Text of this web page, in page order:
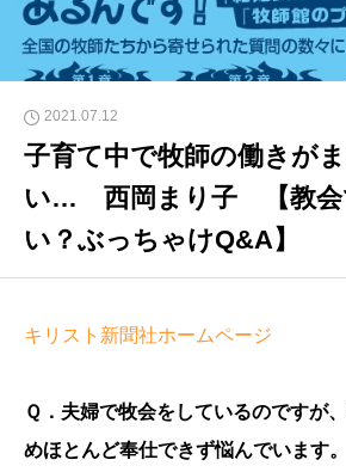
2021.07.12
子育て中で牧師の働きが
い… 西岡まり子 【教会
い？ぶっちゃけQ&A】
キリスト新聞社ホームページ
Ｑ．夫婦で牧会をしているのですが
めほとんど奉仕できず悩んでいます